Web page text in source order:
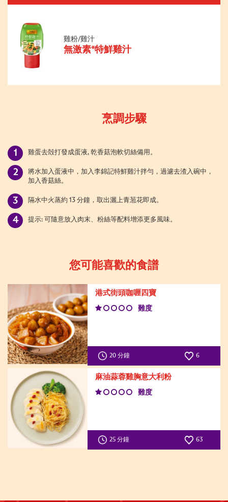
雞粉/雞汁
無激素*特鮮雞汁
烹調步驟
雞蛋去殻打發成蛋液, 乾香菇泡軟切絲備用。
將水加入蛋液中，加入李錦記特鮮雞汁拌勻，過濾去渣入碗中，
加入香菇絲。
隔水中火蒸約 13 分鐘，取出灑上青䓤花即成。
提示: 可隨意放入肉末、粉絲等配料增添更多風味。
您可能喜歡的食譜
港式街頭咖喱四寶
難度
20 分鐘 6
麻油蒜蓉雞胸意大利粉
難度
25 分鐘 63